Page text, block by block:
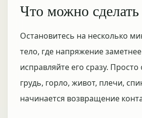
Что можно сделать
Остановитесь на несколько
тело, где напряжение
исправляйте его сразу. Просто
грудь, горло, живот, плечи,
начинается возвращение